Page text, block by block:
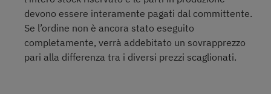
devono essere interamente pagati dal committente.
Se l’ordine non è ancora stato eseguito
completamente, verrà addebitato un sovrapprezzo
pari alla differenza tra i diversi prezzi scaglionati.